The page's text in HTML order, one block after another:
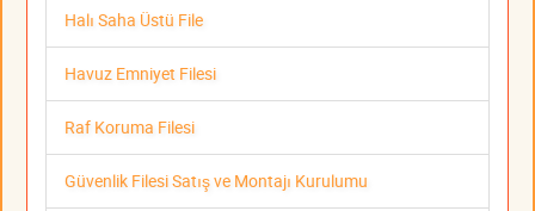
Halı Saha Üstü File
Havuz Emniyet Filesi
Raf Koruma Filesi
Güvenlik Filesi Satış ve Montajı Kurulumu